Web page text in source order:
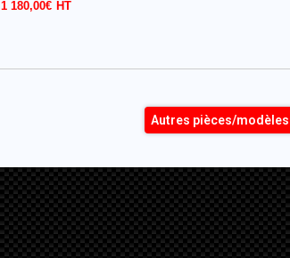
1 180,00€
Autres pièces/